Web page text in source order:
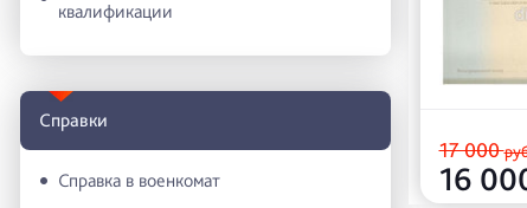
квалификации
Справки
Справка в военкомат
17 000
16